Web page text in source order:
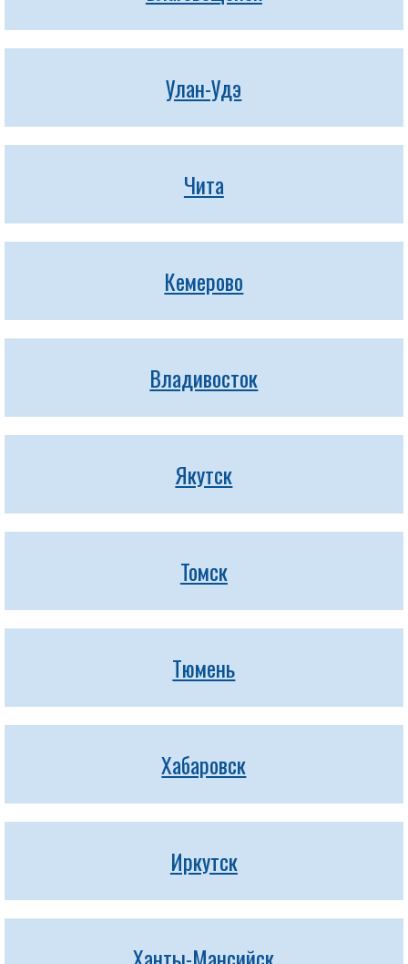
Улан-Удэ
Чита
Кемерово
Владивосток
Якутск
Томск
Тюмень
Хабаровск
Иркутск